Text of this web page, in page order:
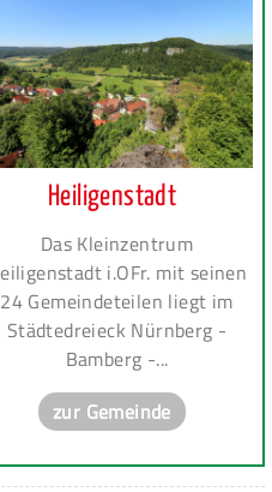
Heiligenstadt
Das Kleinzentrum
i.OFr. mit seinen
24 Gemeindeteilen liegt im
Städtedreieck Nürnberg -
Bamberg -...
zur Gemeinde